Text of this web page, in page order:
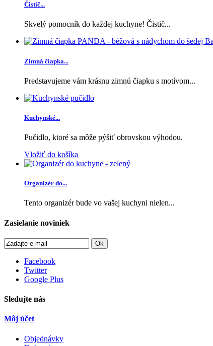
Čistič...
Skvelý pomocník do každej kuchyne! Čistič...
Zimná čiapka...
Predstavujeme vám krásnu zimnú čiapku s motívom...
Kuchynské...
Pučidlo, ktoré sa môže pýšiť obrovskou výhodou.
Vložiť do košíka
Organizér do...
Tento organizér bude vo vašej kuchyni nielen...
Zasielanie noviniek
Ok
Facebook
Twitter
Google Plus
Sledujte nás
Môj účet
Objednávky